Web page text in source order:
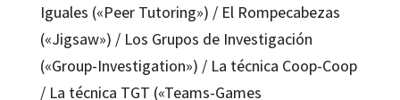
Iguales («Peer Tutoring») / El Rompecabezas
(«Jigsaw») / Los Grupos de Investigación
(«Group-Investigation») / La técnica Coop-Coop
/ La técnica TGT («Teams-Games